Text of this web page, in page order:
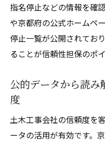
公的データが示
法
入札ランクや業
土木工事実績と
信頼性を裏付け
工事ランク別土
指名停止などの情報を確
や京都府の公式ホームペ
停止一覧が公開されてお
ることが信頼性担保のポ
公的データから読み
度
土木工事会社の信頼度を
ータの活用が有効です。